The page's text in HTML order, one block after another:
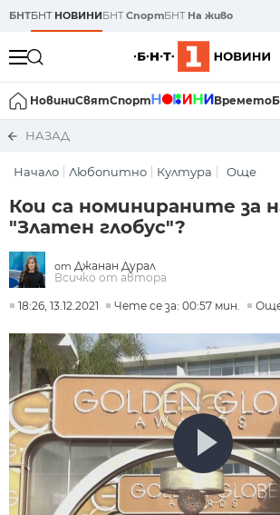
БНТБНТ НОВИНИБНТСпортБНТ На живо
НовиниСвятСпорт Времето
НАЗАД
Начало Любопитно Култура Още
Кои са номинираните за
"Златен глобус"?
от Джанан Дурал
Всичко от автора
18:26, 13.12.2021 Чете се за: 00:57 мин.